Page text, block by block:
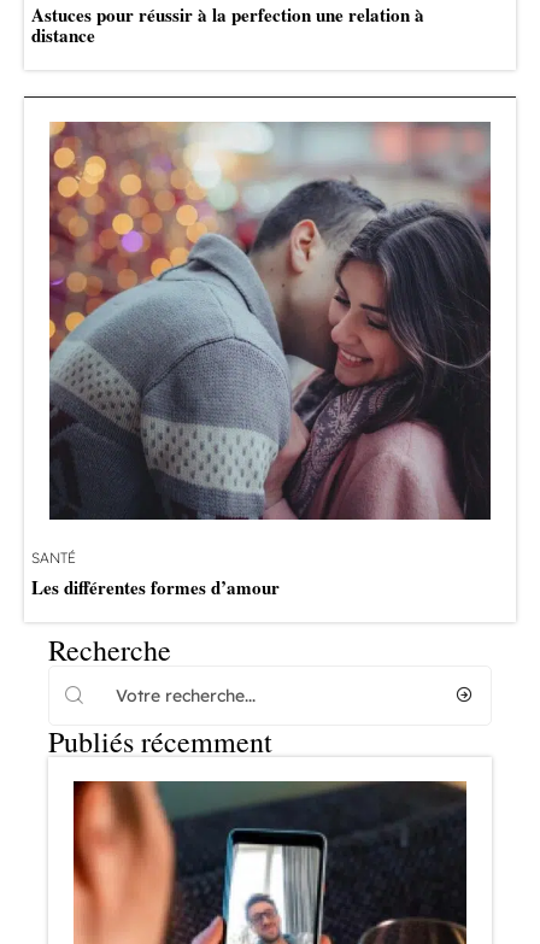
Astuces pour réussir à la perfection une relation à
distance
SANTÉ
Les différentes formes d’amour
Recherche
Publiés récemment